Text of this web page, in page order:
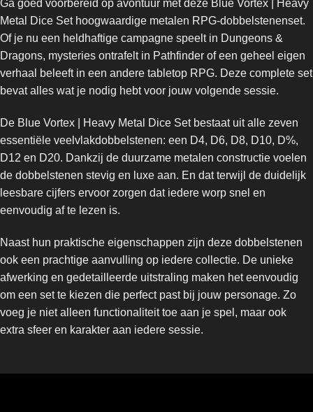
Ga goed voorbereid op avontuur met deze Blue Vortex |
Heavy
Metal Dice Sethoogwaardige metalen RPG-dobbelstenenset.
Of je nu een heldhaftige campagne speelt in Dungeons &
Dragons, mysteries ontrafelt in Pathfinder of een geheel eigen
verhaal beleeft in een andere tabletop RPG. Deze complete set
bevat alles wat je nodig hebt voor jouw volgende sessie.
De Blue Vortex | Heavy Metal Dice Set bestaat uit alle zeven
essentiële veelvlakdobbelstenen: een D4, D6, D8, D10, D%,
D12 en D20. Dankzij de duurzame metalen constructie voelen
de dobbelstenen stevig en luxe aan. En dat terwijl de duidelijk
leesbare cijfers ervoor zorgen dat iedere worp snel en
eenvoudig af te lezen is.
Naast hun praktische eigenschappen zijn deze dobbelstenen
ook een prachtige aanvulling op iedere collectie. De unieke
afwerking en gedetailleerde uitstraling maken het eenvoudig
om een set te kiezen die perfect past bij jouw personage. Zo
voeg je niet alleen functionaliteit toe aan je spel, maar ook
extra sfeer en karakter aan iedere sessie.